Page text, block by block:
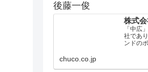
後藤一俊
株式
「中広
社であ
ンドの
chuco.co.jp